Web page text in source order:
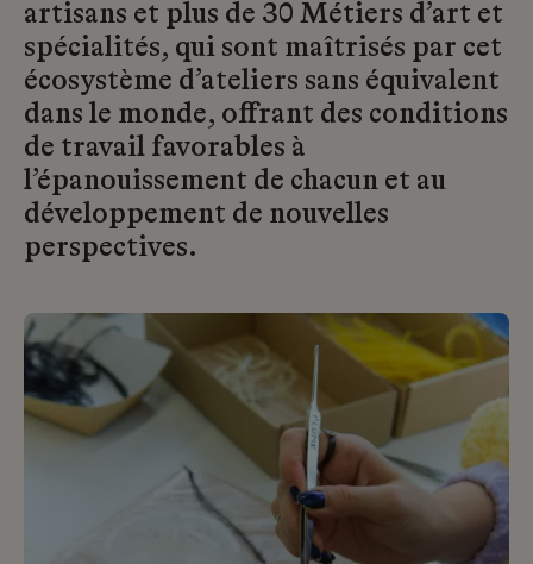
artisans et plus de 30 Métiers d’art et
spécialités, qui sont maîtrisés par cet
écosystème d’ateliers sans équivalent
dans le monde, offrant des conditions
de travail favorables à
l’épanouissement de chacun et au
développement de nouvelles
perspectives.